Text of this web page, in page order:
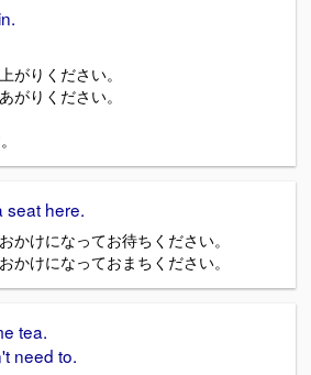
がりください。
がりください。
seat here.
かけになってお待ちください。
かけになっておまちください。
tea.
need to.